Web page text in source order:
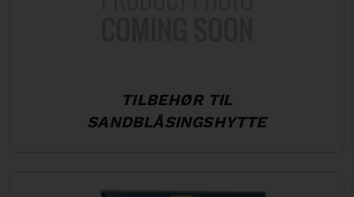
TILBEHØR TIL
SANDBLÅSINGSHYTTE